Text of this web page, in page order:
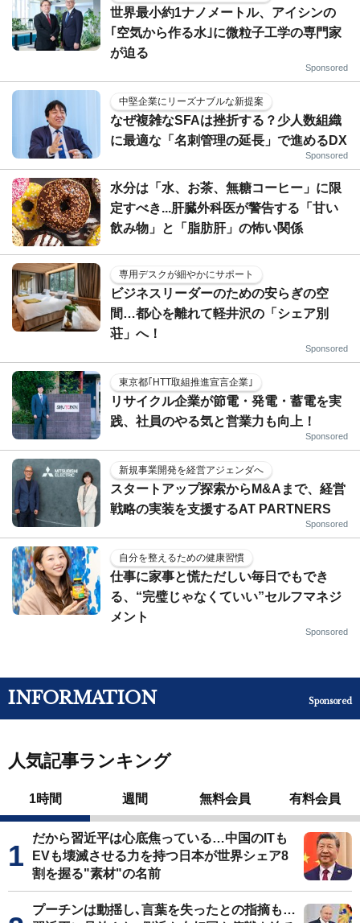
世界最小約1ナノメートル、アイシンの
｢空気から作る水｣に微粒子工学の専門家
が迫る
Sponsored
中堅企業にリーズナブルな新提案
なぜ複雑なSFAは挫折する？少人数組織
に最適な「名刺管理の延長」で進めるDX
Sponsored
水分は「水、お茶、無糖コーヒー」に限
定すべき...肝臓外科医が警告する「甘い
飲み物」と「脂肪肝」の怖い関係
専用デスクが細やかにサポート
ビジネスリーダーのための安らぎの空
間…都心を離れて軽井沢の「シェア別
荘」へ！
Sponsored
東京都｢HTT取組推進宣言企業｣
リサイクル企業が節電・発電・蓄電を実
践、社員のやる気と営業力も向上！
Sponsored
新規事業開発を経営アジェンダへ
スタートアップ探索からM&Aまで、経営
戦略の実装を支援するAT PARTNERS
Sponsored
自分を整えるための健康習慣
仕事に家事と慌ただしい毎日でもでき
る、“完璧じゃなくていい”セルフマネジ
メント
Sponsored
INFORMATION Sponsored
人気記事ランキング
1時間 週間 無料会員 有料会員
だから習近平は心底焦っている…中国のITも
EVも壊滅させる力を持つ日本が世界シェア8
割を握る"素材"の名前
プーチンは動揺し､言葉を失ったとの指摘も…